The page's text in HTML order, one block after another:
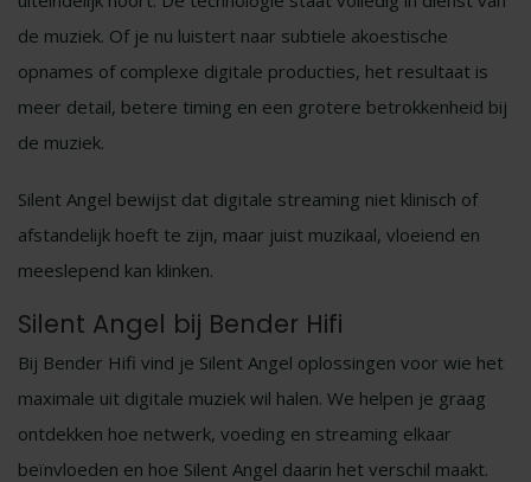
de muziek. Of je nu luistert naar subtiele akoestische
opnames of complexe digitale producties, het resultaat is
meer detail, betere timing en een grotere betrokkenheid bij
de muziek.
Silent Angel bewijst dat digitale streaming niet klinisch of
afstandelijk hoeft te zijn, maar juist muzikaal, vloeiend en
meeslepend kan klinken.
Silent Angel bij Bender Hifi
Bij Bender Hifi vind je Silent Angel oplossingen voor wie het
maximale uit digitale muziek wil halen. We helpen je graag
ontdekken hoe netwerk, voeding en streaming elkaar
beïnvloeden en hoe Silent Angel daarin het verschil maakt.